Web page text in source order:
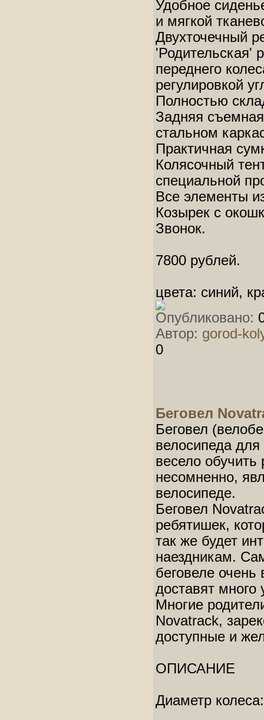
Удобное
и мягкой
Двухточечный
'Родительская'
переднего
регулировкой
Полностью
Задняя
стальном
Практичная
Колясочный
специальной
Все элементы
Козырек с
Звонок.
7800 рублей.
цвета: синий,
Опубликовано:
Автор: gorod-
0
Беговел
Беговел
велосипеда
весело обучить
несомненно,
велосипеде.
Беговел
ребятишек,
так же будет
наездникам.
беговеле очень
доставят
Многие
Novatrack,
доступные и
ОПИСАНИЕ
Диаметр